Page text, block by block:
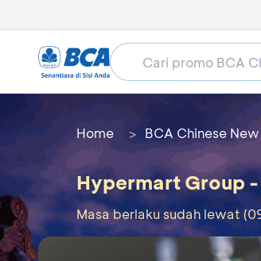
Home BCA Chinese
Hypermart Group
Masa berlaku sudah lewat